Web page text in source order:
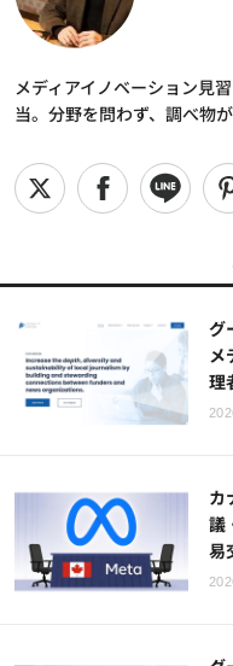
メディアイノベーション見
当。分野を問わず、調べ物が
グ
メ
理
カ
議
易